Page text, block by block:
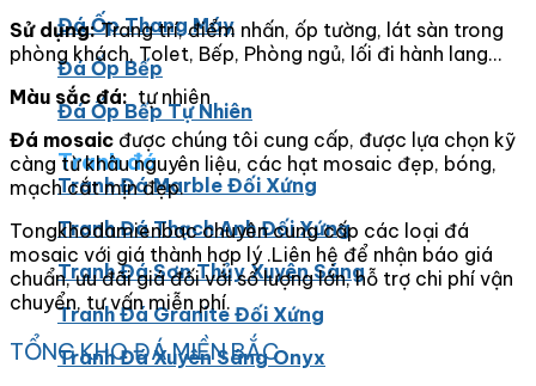
Đá Ốp Thang Máy
Đá Ốp Bếp
Đá Ốp Bếp Tự Nhiên
Tranh đá
Tranh Đá Marble Đối Xứng
Tranh Đá Thạch Anh Đối Xứng
Tranh Đá Sơn Thủy Xuyên Sáng
Tranh Đá Granite Đối Xứng
Tranh Đá Xuyên Sáng Onyx
Sử dụng:Trang trí, điểm nhấn, ốp tường, lát sàn trong
phòng khách, Tolet, Bếp, Phòng ngủ, lối đi hành lang…
Màu sắc đá: tự nhiên
Đá mosaic được chúng tôi cung cấp, được lựa chọn kỹ
càng từ khâu nguyên liệu, các hạt mosaic đẹp, bóng,
mạch cắt mịn đẹp.
Tongkhodamienbac chuyên cung cấp các loại đá
mosaic với giá thành hợp lý .Liên hệ để nhận báo giá
chuẩn, ưu đãi giá đối với số lượng lớn, hỗ trợ chi phí vận
chuyển, tư vấn miễn phí.
TỔNG KHO ĐÁ MIỀN BẮC